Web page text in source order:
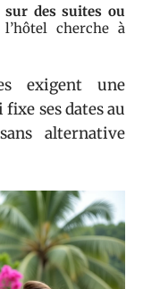
des suites ou
cherche à
exigent une
ses dates au
alternative